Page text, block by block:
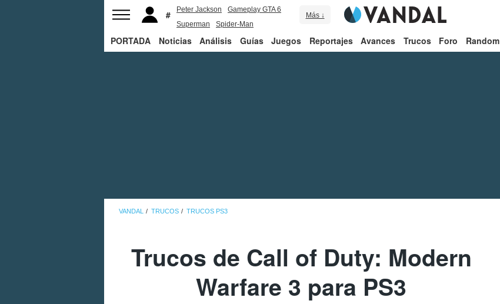
Peter Jackson
Gameplay GTA 6
Superman
Spider-Man
Más ↓
PORTADA Noticias Análisis Guías Juegos Reportajes Avances Trucos Foro Random
VANDAL TRUCOS TRUCOS PS3
Trucos de Call of Duty: Modern
Warfare 3 para PS3